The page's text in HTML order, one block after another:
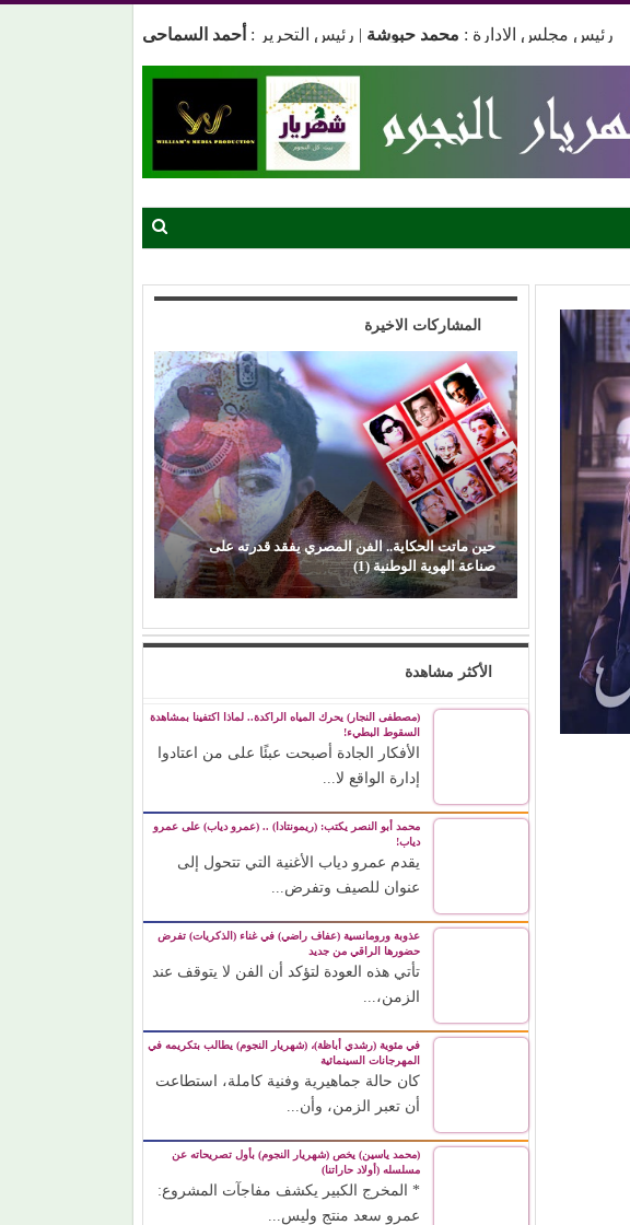
رئيس مجلس الادارة : محمد حبوشة | رئيس التحرير : أحمد السماحي
المشاركات الاخيرة
حين ماتت الحكاية.. الفن المصري يفقد قدرته على
صناعة الهوية الوطنية (1)
الأكثر مشاهدة
(مصطفى النجار) يحرك المياه الراكدة.. لماذا اكتفينا بمشاهدة
السقوط البطيء!
الأفكار الجادة أصبحت عبئًا على من اعتادوا
إدارة الواقع لا...
محمد أبو النصر يكتب: (ريمونتادا) .. (عمرو دياب) على عمرو
دياب!
يقدم عمرو دياب الأغنية التي تتحول إلى
عنوان للصيف وتفرض...
عذوبة ورومانسية (عفاف راضي) في غناء (الذكريات) تفرض
حضورها الراقي من جديد
تأتي هذه العودة لتؤكد أن الفن لا يتوقف عند
الزمن،...
في مئوية (رشدي أباظة)، (شهريار النجوم) يطالب بتكريمه في
المهرجانات السينمائية
كان حالة جماهيرية وفنية كاملة، استطاعت
أن تعبر الزمن، وأن...
(محمد ياسين) يخص (شهريار النجوم) بأول تصريحاته عن
مسلسله (أولاد حاراتنا)
* المخرج الكبير يكشف مفاجآت المشروع:
عمرو سعد منتج وليس...